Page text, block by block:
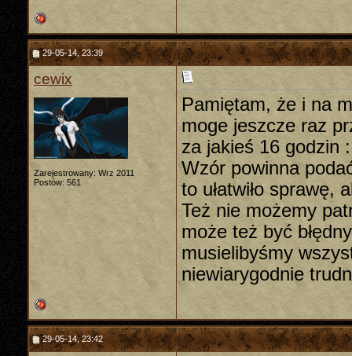
29-05-14, 23:39
cewix
Zarejestrowany: Wrz 2011
Postów: 561
Pamiętam, że i na
moge jeszcze raz
za jakieś 16 godzin
Wzór powinna
to ułatwiło sprawę,
Też nie możemy
może też być
musielibyśmy
niewiarygodnie
29-05-14, 23:42